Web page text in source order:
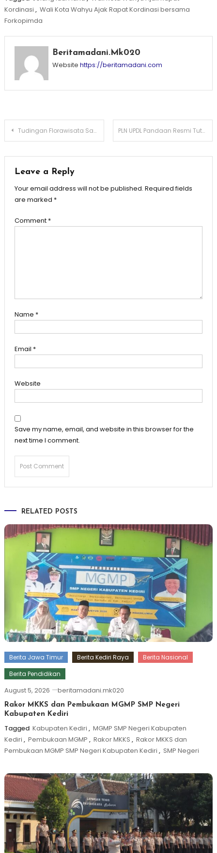
Kordinasi , Wali Kota Wahyu Ajak Rapat Kordinasi bersama
Forkopimda
Beritamadani.mk020
Website https://beritamadani.com
Post
navigation
Tudingan Florawisata Santerra de Laponte Tak Berizin, Masyarakat Dukung Oase Ekowisata Tetap Eksis PLN UPDL Pandaan Resmi Tutup Rangkaian Program TJSL di SMK PGRI 3 Malang
Leave a Reply
Your email address will not be published. Required fields
are marked *
Comment *
Name *
Email *
Website
Save my name, email, and website in this browser for the
next time I comment.
RELATED POSTS
Berita Jawa Timur Berita Kediri Raya
Berita Nasional
Berita Pendidikan
August 5, 2026 beritamadani.mk020
Rakor MKKS dan Pembukaan MGMP SMP Negeri
Kabupaten Kediri
Tagged Kabupaten Kediri , MGMP SMP Negeri Kabupaten
Kediri , Pembukaan MGMP , Rakor MKKS , Rakor MKKS dan
Pembukaan MGMP SMP Negeri Kabupaten Kediri , SMP Negeri